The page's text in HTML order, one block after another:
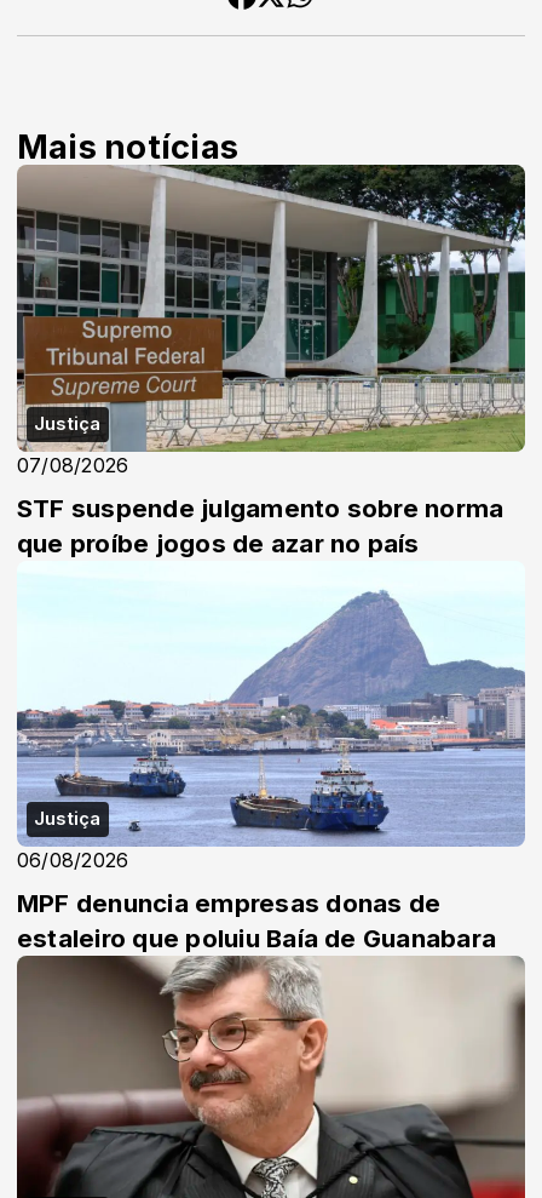
Mais notícias
Justiça
07/08/2026
STF suspende julgamento sobre norma
que proíbe jogos de azar no país
Justiça
06/08/2026
MPF denuncia empresas donas de
estaleiro que poluiu Baía de Guanabara